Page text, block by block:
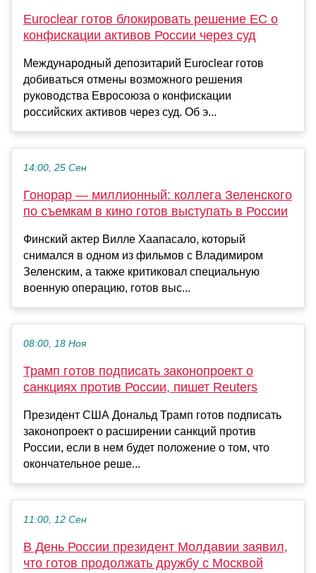
Euroclear готов блокировать решение ЕС о
конфискации активов России через суд
Международный депозитарий Euroclear готов
добиваться отмены возможного решения
руководства Евросоюза о конфискации
российских активов через суд. Об э...
14:00, 25 Сен
Гонорар — миллионный: коллега Зеленского
по съемкам в кино готов выступать в России
Финский актер Вилле Хаапасало, который
снимался в одном из фильмов с Владимиром
Зеленским, а также критиковал специальную
военную операцию, готов выс...
08:00, 18 Ноя
Трамп готов подписать законопроект о
санкциях против России, пишет Reuters
Президент США Дональд Трамп готов подписать
законопроект о расширении санкций против
России, если в нем будет положение о том, что
окончательное реше...
11:00, 12 Сен
В День России президент Молдавии заявил,
что готов продолжать дружбу с Москвой